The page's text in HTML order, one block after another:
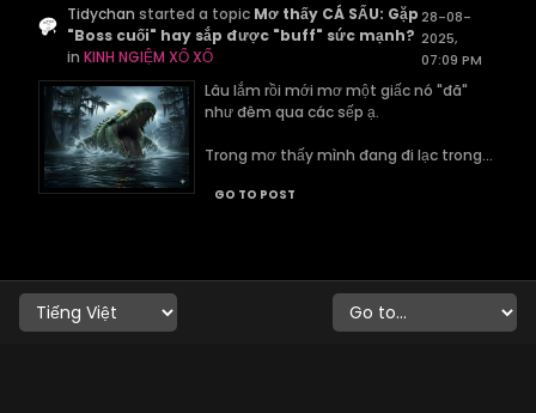
Tidychan started a topic Mơ thấy CÁ SẤU: Gặp
"Boss cuối" hay sắp được "buff" sức mạnh?
inKINH NGIỆM XỔ XỐ
28-08-
2025,
07:09 PM
Lâu lắm rồi mới mơ một giấc nó "đã"
như đêm qua các sếp ạ.
Trong mơ thấy mình đang đi lạc trong...
GO TO POST